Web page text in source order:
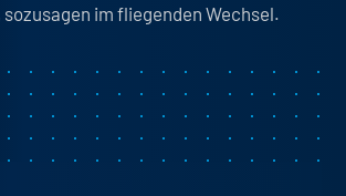
im fliegenden Wechsel.